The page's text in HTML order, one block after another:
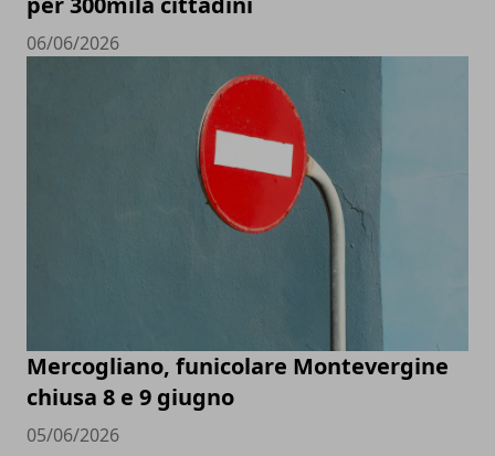
06/06/2026
Mercogliano, funicolare Montevergine
chiusa 8 e 9 giugno
05/06/2026